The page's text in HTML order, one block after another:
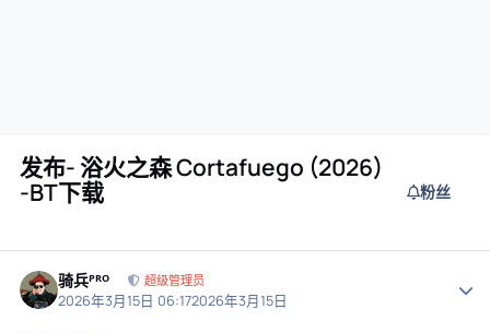
发布- 浴火之森 Cortafuego (2026)
-BT下载
粉丝
骑兵ᴾᴿᴼ 超级管理员
2026年3月15日 06:172026年3月15日